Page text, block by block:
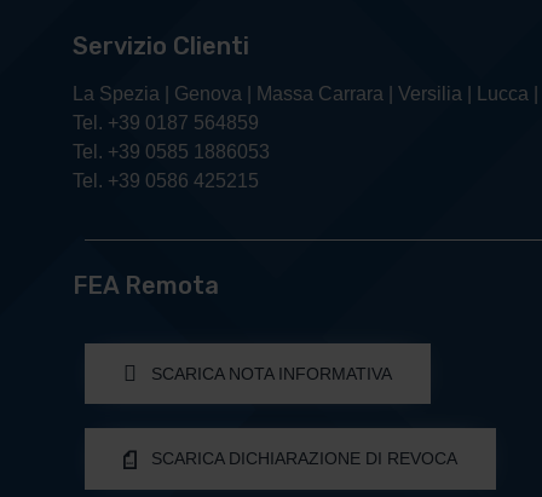
Servizio Clienti
La Spezia | Genova | Massa Carrara | Versilia | Lucca
Tel. +39 0187 564859
Tel. +39 0585 1886053
Tel. +39 0586 425215
FEA Remota
SCARICA NOTA INFORMATIVA
SCARICA DICHIARAZIONE DI REVOCA